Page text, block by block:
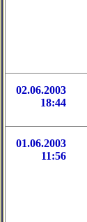
02.06.2003
18:44
01.06.2003
11:56